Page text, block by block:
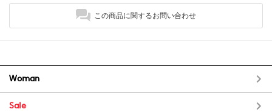
この商品に関するお問い合わせ
Woman
Sale